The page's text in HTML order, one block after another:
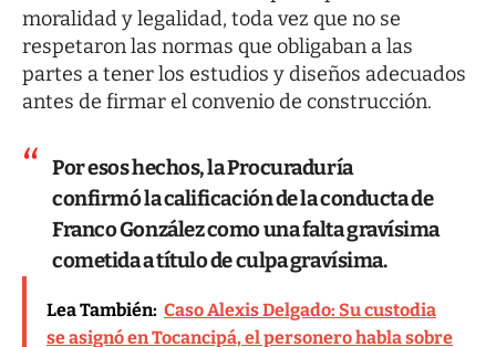
moralidad y legalidad, toda vez que no se
respetaron las normas que obligaban a las
partes a tener los estudios y diseños adecuados
antes de firmar el convenio de construcción.
Por esos hechos, la Procuraduría
confirmó la calificación de la conducta de
Franco González como una falta gravísima
cometida a título de culpa gravísima.
Lea También: Caso Alexis Delgado: Su custodia
se asignó en Tocancipá, el personero habla sobre